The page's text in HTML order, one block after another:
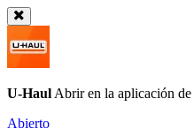
U-Haul Abrir en la aplicación de
Abierto